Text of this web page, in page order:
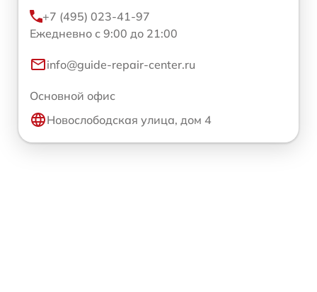
+7 (495) 023-41-97
Ежедневно с 9:00 до 21:00
info@guide-repair-center.ru
Основной офис
Новослободская улица, дом 4